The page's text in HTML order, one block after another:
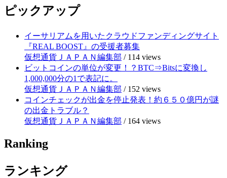
ピックアップ
イーサリアムを用いたクラウドファンディングサイト
『REAL BOOST』の受援者募集
仮想通貨ＪＡＰＡＮ編集部 / 114 views
ビットコインの単位が変更！？BTC⇒Bitsに変換し
1,000,000分の1で表記に。
仮想通貨ＪＡＰＡＮ編集部 / 152 views
コインチェックが出金を停止発表！約６５０億円が謎
の出金トラブル？
仮想通貨ＪＡＰＡＮ編集部 / 164 views
Ranking
ランキング